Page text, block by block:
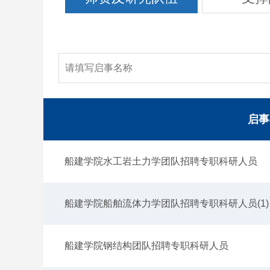
启
船建学院水工岩土力学团队招聘专职科研人员
船建学院船舶流体力学团队招聘专职科研人员(1)
船建学院钢结构团队招聘专职科研人员